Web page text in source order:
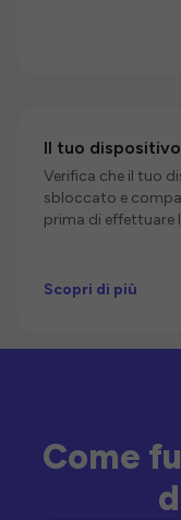
Il tuo
Verifica che il tuo
sbloccato e
prima di effettuare
Scopri di più
Come